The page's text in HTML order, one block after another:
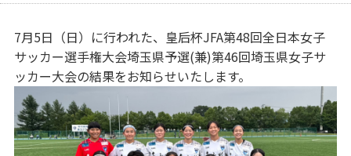
7月5日（日）に行われた、皇后杯JFA第48回全日本女子
サッカー選手権大会埼玉県予選(兼)第46回埼玉県女子サ
ッカー大会の結果をお知らせいたします。